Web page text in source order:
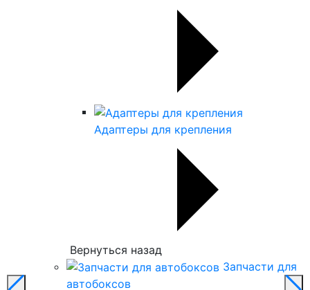
Адаптеры для крепления
Вернуться назад
Запчасти для
автобоксов